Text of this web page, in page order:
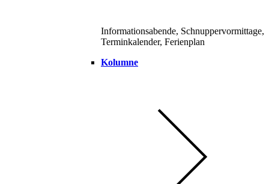
Informationsabende, Schnuppervormittage,
Terminkalender, Ferienplan
Kolumne